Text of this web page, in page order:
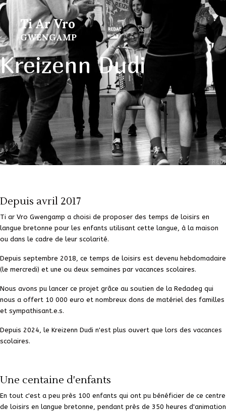
Ti Ar Vro
GWENGAMP
Kreizenn Dudi
Depuis avril 2017
Ti ar Vro Gwengamp a choisi de proposer des temps de loisirs en
langue bretonne pour les enfants utilisant cette langue, à la maison
ou dans le cadre de leur scolarité.
Depuis septembre 2018, ce temps de loisirs est devenu hebdomadaire
(le mercredi) et une ou deux semaines par vacances scolaires.
Nous avons pu lancer ce projet grâce au soutien de la Redadeg qui
nous a offert 10 000 euro et nombreux dons de matériel des familles
et sympathisant.e.s.
Depuis 2024, le Kreizenn Dudi n'est plus ouvert que lors des vacances
scolaires.
Une centaine d'enfants
En tout c'est a peu près 100 enfants qui ont pu bénéficier de ce centre
de loisirs en langue bretonne, pendant près de 350 heures d'animation